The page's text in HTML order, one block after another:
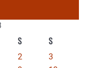
S S
2
3